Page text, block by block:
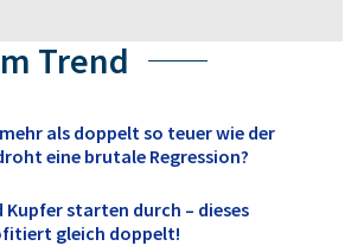
Trend
mehr als doppelt so teuer wie der
eine brutale Regression?
Kupfer starten durch – dieses
gleich doppelt!